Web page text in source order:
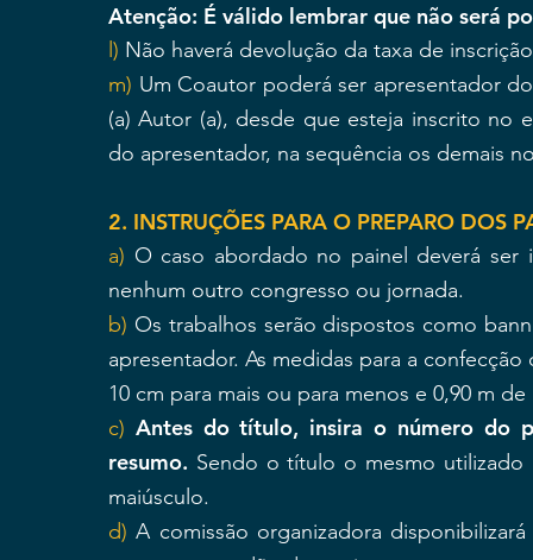
Atenção: É válido lembrar que não será
l) Não haverá devolução da taxa de
m) Um Coautor poderá ser apresentador
(a) Autor (a), desde que esteja inscrito no
do apresentador, na sequência os demais
2. INSTRUÇÕES PARA O PREPARO DOS
a) O caso abordado no painel deverá
nenhum outro congresso ou jornada.
b) Os trabalhos serão dispostos como
apresentador. As medidas para a
10 cm para mais ou para menos e 0,90 m
c) Antes do título, insira o número do
resumo. Sendo o título o mesmo
maiúsculo.
d) A comissão organizadora